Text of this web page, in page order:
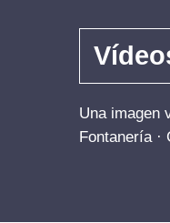
Una imagen
Fontanería ·